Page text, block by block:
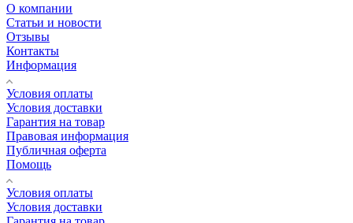
О компании
Статьи и новости
Отзывы
Контакты
Информация
Условия оплаты
Условия доставки
Гарантия на товар
Правовая информация
Публичная оферта
Помощь
Условия оплаты
Условия доставки